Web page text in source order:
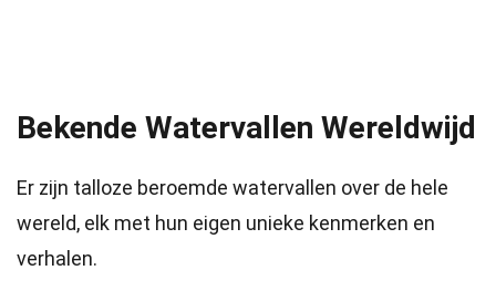
Bekende Watervallen Wereldwijd
Er zijn talloze beroemde watervallen over de hele
wereld, elk met hun eigen unieke kenmerken en
verhalen.